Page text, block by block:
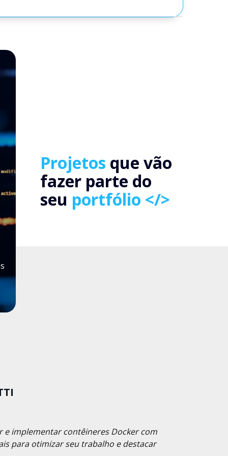
Projetos que vão
fazer parte do
seu portfólio </>
e implementar contêineres Docker com
para otimizar seu trabalho e destacar